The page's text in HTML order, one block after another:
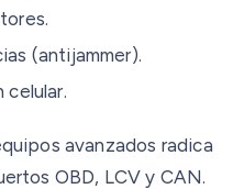
(antijammer).
celular.
avanzados radica
OBD, LCV y CAN.